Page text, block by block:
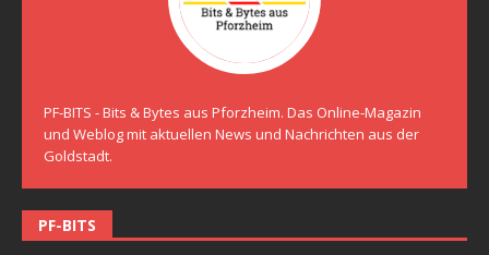
PF-BITS - Bits & Bytes aus Pforzheim. Das Online-Magazin
und Weblog mit aktuellen News und Nachrichten aus der
Goldstadt.
PF-BITS